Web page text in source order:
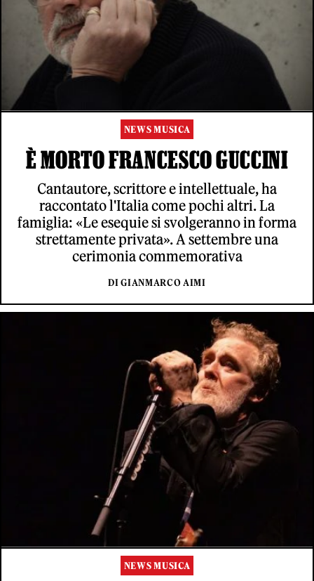
NEWS MUSICA
È MORTO FRANCESCO GUCCINI
Cantautore, scrittore e intellettuale, ha
raccontato l'Italia come pochi altri. La
famiglia: «Le esequie si svolgeranno in forma
strettamente privata». A settembre una
cerimonia commemorativa
DI GIANMARCO AIMI
NEWS MUSICA